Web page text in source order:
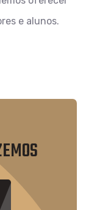
e alunos.